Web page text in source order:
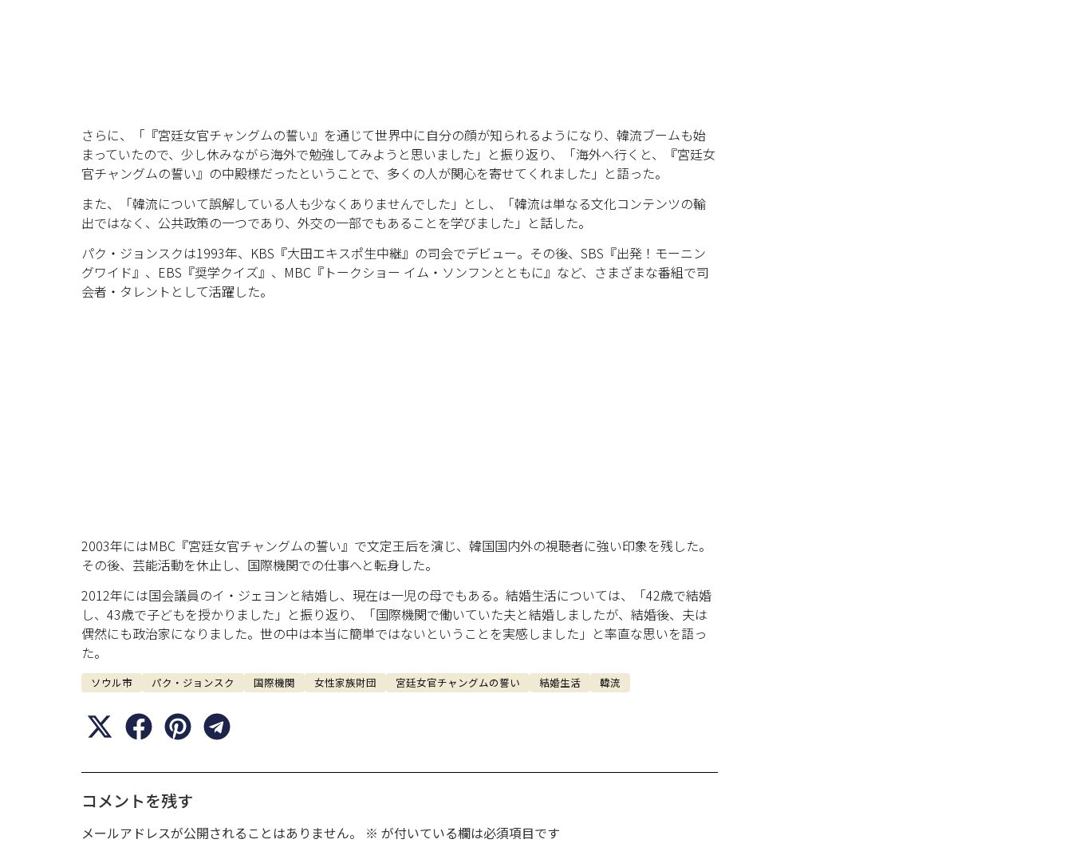
さらに、「『宮廷女官チャングムの誓い』を通じて世界中に自分の顔が知られるようになり、韓流ブームも始
まっていたので、少し休みながら海外で勉強してみようと思いました」と振り返り、「海外へ行くと、『宮廷女
官チャングムの誓い』の中殿様だったということで、多くの人が関心を寄せてくれました」と語った。
また、「韓流について誤解している人も少なくありませんでした」とし、「韓流は単なる文化コンテンツの輸
出ではなく、公共政策の一つであり、外交の一部でもあることを学びました」と話した。
パク・ジョンスクは1993年、KBS『大田エキスポ生中継』の司会でデビュー。その後、SBS『出発！モーニン
グワイド』、EBS『奨学クイズ』、MBC『トークショー イム・ソンフンとともに』など、さまざまな番組で司
会者・タレントとして活躍した。
2003年にはMBC『宮廷女官チャングムの誓い』で文定王后を演じ、韓国国内外の視聴者に強い印象を残した。
その後、芸能活動を休止し、国際機関での仕事へと転身した。
2012年には国会議員のイ・ジェヨンと結婚し、現在は一児の母でもある。結婚生活については、「42歳で結婚
し、43歳で子どもを授かりました」と振り返り、「国際機関で働いていた夫と結婚しましたが、結婚後、夫は
偶然にも政治家になりました。世の中は本当に簡単ではないということを実感しました」と率直な思いを語っ
た。
ソウル市 パク・ジョンスク 国際機関 女性家族財団 宮廷女官チャングムの誓い 結婚生活 韓流
コメントを残す
メールアドレスが公開されることはありません。 ※ が付いている欄は必須項目です